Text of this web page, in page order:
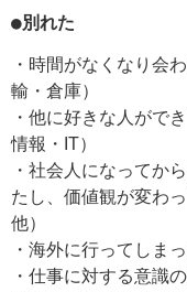
●別れた
・時間がなくなり会
輸・倉庫）
・他に好きな人がで
情報・IT）
・社会人になってか
たし、価値観が変わ
他）
・海外に行ってしま
・仕事に対する意識